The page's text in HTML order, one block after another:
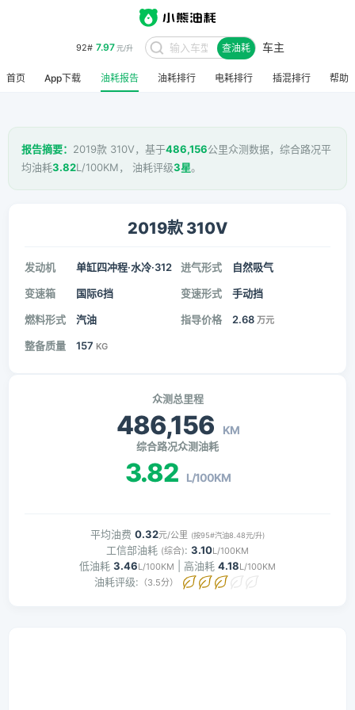
92# 7.97元/升 查油耗 车主
首页 App下载 油耗报告 油耗排行 电耗排行 插混排行 帮助
报告摘要： 2019款 310V，基于486,156公里众测数据，综合路况平
均油耗3.82L/100KM， 油耗评级3星。
2019款 310V
发动机 单缸四冲程·水冷·312 进气形式 自然吸气
变速箱 国际6挡 变速形式 手动挡
燃料形式 汽油 指导价格 2.68 万元
整备质量 157 KG
众测总里程
486,156 KM
综合路况众测油耗
3.82 L/100KM
平均油费 0.32元/公里 (按95#汽油8.48元/升)
工信部油耗 (综合): 3.10L/100KM
低油耗 3.46L/100KM | 高油耗 4.18L/100KM
油耗评级: （3.5分）